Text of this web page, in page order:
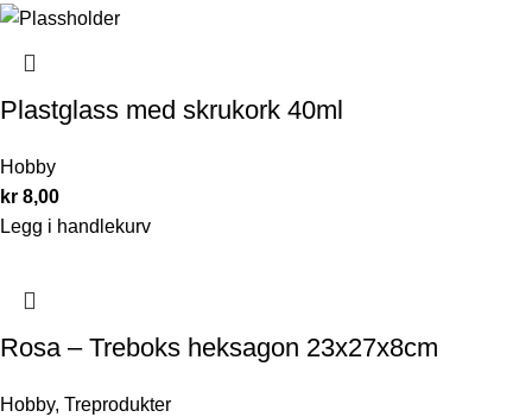
Plastglass med skrukork 40ml
Hobby
kr 8,00
Legg i handlekurv
Rosa – Treboks heksagon 23x27x8cm
Hobby, Treprodukter